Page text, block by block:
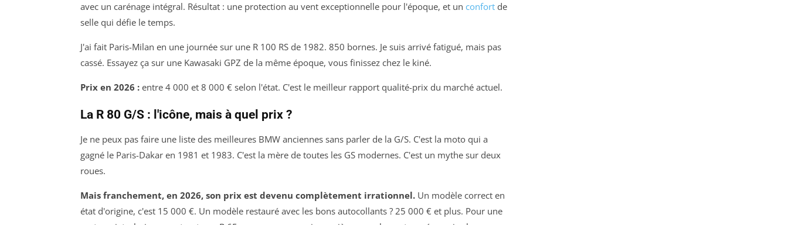
avec un carénage intégral. Résultat : une protection au vent exceptionnelle pour l'époque, et un confort de
selle qui défie le temps.
J'ai fait Paris-Milan en une journée sur une R 100 RS de 1982. 850 bornes. Je suis arrivé fatigué, mais pas
cassé. Essayez ça sur une Kawasaki GPZ de la même époque, vous finissez chez le kiné.
Prix en 2026 : entre 4 000 et 8 000 € selon l'état. C'est le meilleur rapport qualité-prix du marché actuel.
La R 80 G/S : l'icône, mais à quel prix ?
Je ne peux pas faire une liste des meilleures BMW anciennes sans parler de la G/S. C'est la moto qui a
gagné le Paris-Dakar en 1981 et 1983. C'est la mère de toutes les GS modernes. C'est un mythe sur deux
roues.
Mais franchement, en 2026, son prix est devenu complètement irrationnel. Un modèle correct en
état d'origine, c'est 15 000 €. Un modèle restauré avec les bons autocollants ? 25 000 € et plus. Pour une